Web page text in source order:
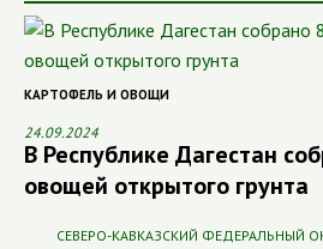
КАРТОФЕЛЬ И ОВОЩИ
24.09.2024
В Республике Дагестан
овощей открытого грунта
СЕВЕРО-КАВКАЗСКИЙ ФЕДЕРАЛЬНЫЙ